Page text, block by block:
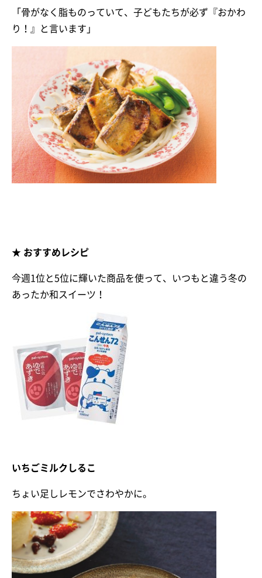
「骨がなく脂ものっていて、子どもたちが必ず『おかわ
り！』と言います」
★ おすすめレシピ
今週1位と5位に輝いた商品を使って、いつもと違う冬の
あったか和スイーツ！
いちごミルクしるこ
ちょい足しレモンでさわやかに。